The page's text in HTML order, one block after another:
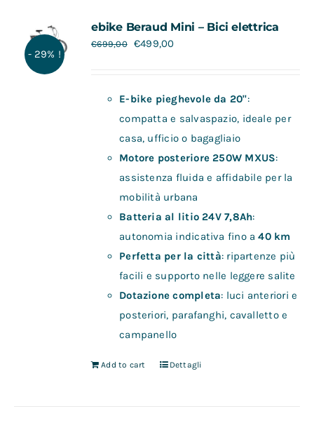
- 29% !
ebike Beraud Mini – Bici elettrica
€699,00 €499,00
E-bike pieghevole da 20":
compatta e salvaspazio, ideale per
casa, ufficio o bagagliaio
Motore posteriore 250W MXUS:
assistenza fluida e affidabile per la
mobilità urbana
Batteria al litio 24V 7,8Ah:
autonomia indicativa fino a40 km
Perfetta per la città: ripartenze più
facili e supporto nelle leggere salite
Dotazione completa: luci anteriori e
posteriori, parafanghi, cavalletto e
campanello
Add to cart Dettagli